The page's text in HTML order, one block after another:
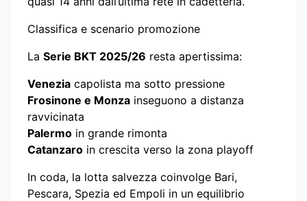
Classifica e scenario promozione
La Serie BKT 2025/26 resta apertissima:
Venezia capolista ma sotto pressione
Frosinone e Monza inseguono a distanza
ravvicinata
Palermo in grande rimonta
Catanzaro in crescita verso la zona playoff
In coda, la lotta salvezza coinvolge Bari,
Pescara, Spezia ed Empoli in un equilibrio